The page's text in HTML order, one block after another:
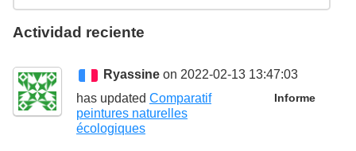
Actividad reciente
Ryassine on 2022-02-13 13:47:03
Informe
has updated Comparatif
peintures naturelles
écologiques